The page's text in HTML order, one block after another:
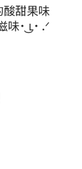
甜果味
˙ ͜ʟ˙ .ᐟ